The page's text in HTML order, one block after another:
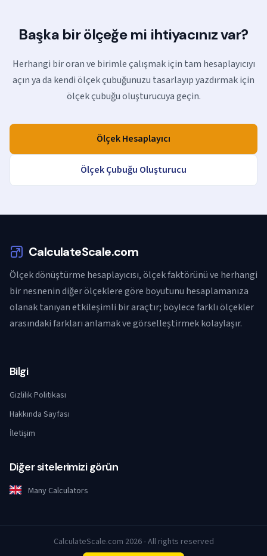
Başka bir ölçeğe mi ihtiyacınız var?
Herhangi bir oran ve birimle çalışmak için tam hesaplayıcıyı
açın ya da kendi ölçek çubuğunuzu tasarlayıp yazdırmak için
ölçek çubuğu oluşturucuya geçin.
Ölçek Hesaplayıcı
Ölçek Çubuğu Oluşturucu
CalculateScale.com
Ölçek dönüştürme hesaplayıcısı, ölçek faktörünü ve herhangi
bir nesnenin diğer ölçeklere göre boyutunu hesaplamanıza
olanak tanıyan etkileşimli bir araçtır; böylece farklı ölçekler
arasındaki farkları anlamak ve görselleştirmek kolaylaşır.
Bilgi
Gizlilik Politikası
Hakkında Sayfası
İletişim
Diğer sitelerimizi görün
Many Calculators
CalculateScale.com 2026 - All rights reserved